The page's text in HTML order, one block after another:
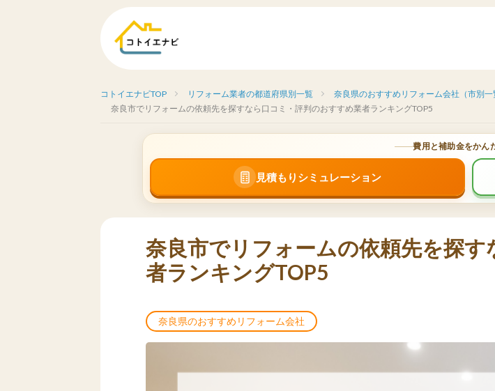
コトイエナビTOP リフォーム業者の都道府県別一覧
奈良県のおすすめリフォーム会社（市別一
奈良市でリフォームの依頼先を探すなら口コミ・評判のおすすめ業者ランキングTOP5
費用と補助金をかん
見積もりシミュレーション
奈良市でリフォームの依頼先を探
者ランキングTOP5
奈良県のおすすめリフォーム会社